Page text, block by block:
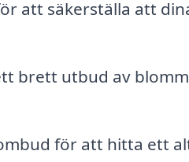
att säkerställa att
brett utbud av
för att hitta ett